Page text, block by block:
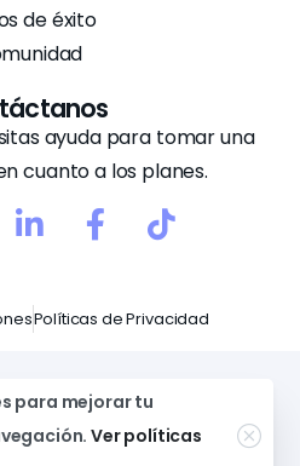
de éxito
ayuda para tomar una
cuanto a los planes.
Políticas de Privacidad
– Todos los derechos
company. Based in
para mejorar tu
Ver políticas